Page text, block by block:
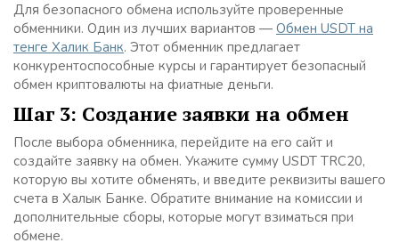
Для безопасного обмена используйте проверенные
обменники. Один из лучших вариантов — Обмен USDT на
тенге Халик Банк. Этот обменник предлагает
конкурентоспособные курсы и гарантирует безопасный
обмен криптовалюты на фиатные деньги.
Шаг 3: Создание заявки на обмен
После выбора обменника, перейдите на его сайт и
создайте заявку на обмен. Укажите сумму USDT TRC20,
которую вы хотите обменять, и введите реквизиты вашего
счета в Халык Банке. Обратите внимание на комиссии и
дополнительные сборы, которые могут взиматься при
обмене.